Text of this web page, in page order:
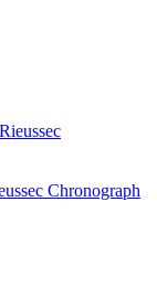
Chronograph